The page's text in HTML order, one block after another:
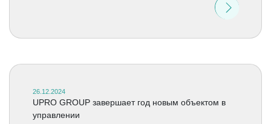
26.12.2024
UPRO GROUP завершает год новым объектом в
управлении